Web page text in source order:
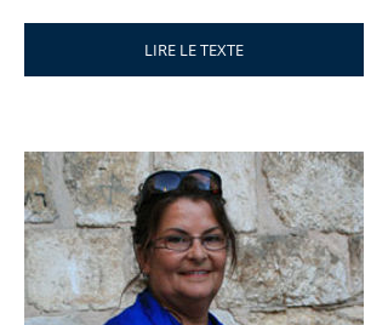
LIRE LE TEXTE